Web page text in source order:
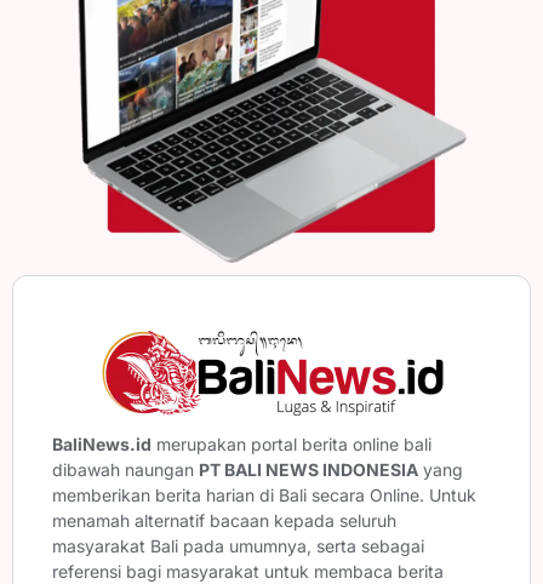
BaliNews.id merupakan portal berita online bali
dibawah naungan PT BALI NEWS INDONESIA yang
memberikan berita harian di Bali secara Online. Untuk
menamah alternatif bacaan kepada seluruh
masyarakat Bali pada umumnya, serta sebagai
referensi bagi masyarakat untuk membaca berita